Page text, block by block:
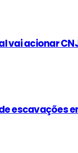
vai acionar
escavações